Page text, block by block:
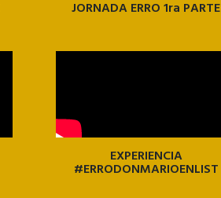
JORNADA ERRO 1ra PARTE
EXPERIENCIA
#ERRODONMARIOENLIST